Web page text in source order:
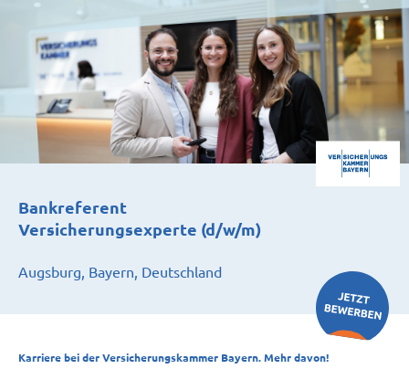
Bankreferent
Versicherungsexperte (d/w/m)
Augsburg, Bayern, Deutschland
Karriere bei der Versicherungskammer Bayern. Mehr davon!